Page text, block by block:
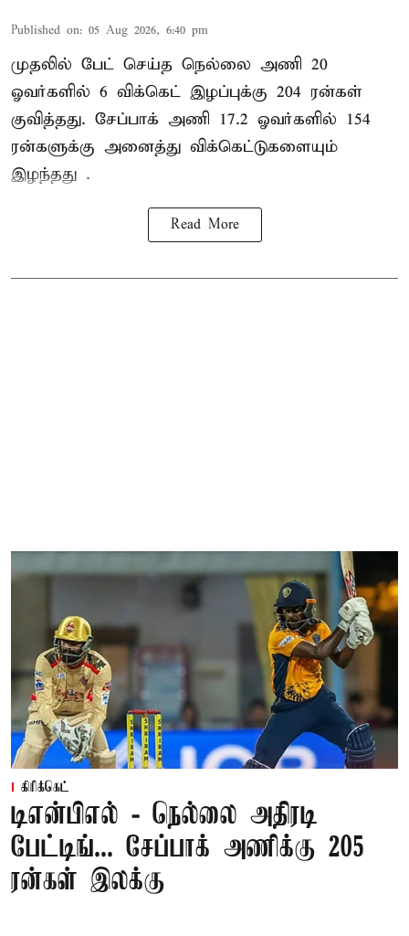
Published on: 05 Aug 2026, 6:40 pm
முதலில் பேட் செய்த நெல்லை அணி 20
ஓவர்களில் 6 விக்கெட் இழப்புக்கு 204 ரன்கள்
குவித்தது. சேப்பாக் அணி 17.2 ஓவர்களில் 154
ரன்களுக்கு அனைத்து விக்கெட்டுகளையும்
இழந்தது .
Read More
கிரிக்கெட்
டிஎன்பிஎல் - நெல்லை அதிரடி
பேட்டிங்... சேப்பாக் அணிக்கு 205
ரன்கள் இலக்கு